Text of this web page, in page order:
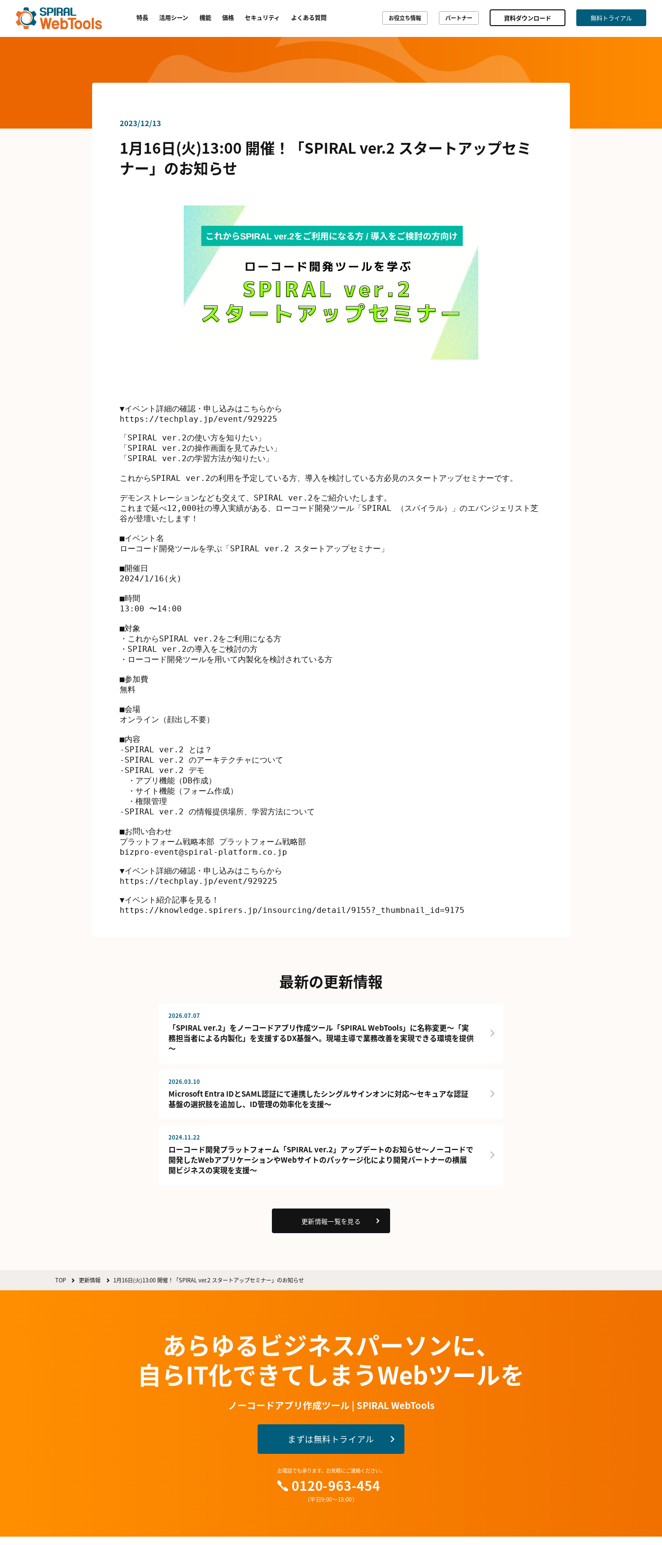
特長 活用シーン 機能 価格 セキュリティ よくある質問 お役立ち情報 パートナー 資料ダウンロード 無料トライアル
2023/12/13
1月16日(火)13:00 開催！「SPIRAL ver.2 スタートアップセミ
ナー」のお知らせ
▼イベント詳細の確認・申し込みはこちらから
https://techplay.jp/event/929225
「SPIRAL ver.2の使い方を知りたい」
「SPIRAL ver.2の操作画面を見てみたい」
「SPIRAL ver.2の学習方法が知りたい」
これからSPIRAL ver.2の利用を予定している方、導入を検討している方必見のスタートアップセミナーです。
デモンストレーションなども交えて、SPIRAL ver.2をご紹介いたします。
これまで延べ12,000社の導入実績がある、ローコード開発ツール「SPIRAL （スパイラル）」のエバンジェリスト芝
谷が登壇いたします！
■イベント名
ローコード開発ツールを学ぶ「SPIRAL ver.2 スタートアップセミナー」
■開催日
2024/1/16(火)
■時間
13:00 〜14:00
■対象
・これからSPIRAL ver.2をご利用になる方
・SPIRAL ver.2の導入をご検討の方
・ローコード開発ツールを用いて内製化を検討されている方
■参加費
無料
■会場
オンライン（顔出し不要）
■内容
-SPIRAL ver.2 とは？
-SPIRAL ver.2 のアーキテクチャについて
-SPIRAL ver.2 デモ
・アプリ機能（DB作成）
・サイト機能（フォーム作成）
・権限管理
-SPIRAL ver.2 の情報提供場所、学習方法について
■お問い合わせ
プラットフォーム戦略本部 プラットフォーム戦略部
bizpro-event@spiral-platform.co.jp
▼イベント詳細の確認・申し込みはこちらから
https://techplay.jp/event/929225
▼イベント紹介記事を見る！
最新の更新情報
2026.07.07
「SPIRAL ver.2」をノーコードアプリ作成ツール「SPIRAL WebTools」に名称変更～「実
務担当者による内製化」を支援するDX基盤へ。現場主導で業務改善を実現できる環境を提供
～
2026.03.10
Microsoft Entra IDとSAML認証にて連携したシングルサインオンに対応～セキュアな認証
基盤の選択肢を追加し、ID管理の効率化を支援～
2024.11.22
ローコード開発プラットフォーム「SPIRAL ver.2」アップデートのお知らせ～ノーコードで
開発したWebアプリケーションやWebサイトのパッケージ化により開発パートナーの横展
開ビジネスの実現を支援〜
更新情報一覧を見る
TOP 更新情報 1月16日(火)13:00 開催！「SPIRAL ver.2 スタートアップセミナー」のお知らせ
あらゆるビジネスパーソンに、
自らIT化できてしまうWebツールを
ノーコードアプリ作成ツール | SPIRAL WebTools
まずは無料トライアル
お電話でも承ります。お気軽にご連絡ください。
0120-963-454
（平日9:00〜18:00）